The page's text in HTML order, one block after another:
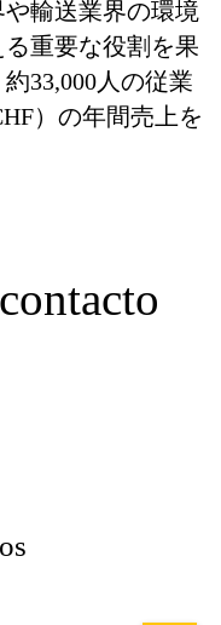
輸送業界の環境
重要な役割を果
33,000人の従業
）の年間売上を